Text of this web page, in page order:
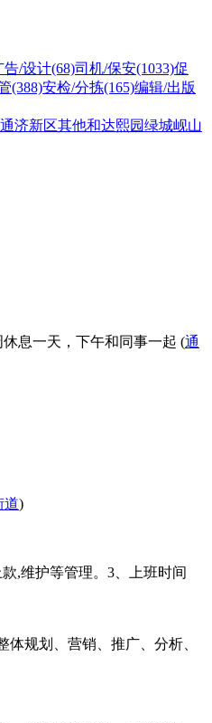
告/设计(68)司机/保安(1033)促
(388)安检/分拣(165)编辑/出版
通济新区其他和达熙园绿城岘山
息一天，下午和同事一起 (通
道)
,维护等管理。3、上班时间
规划、营销、推广、分析、